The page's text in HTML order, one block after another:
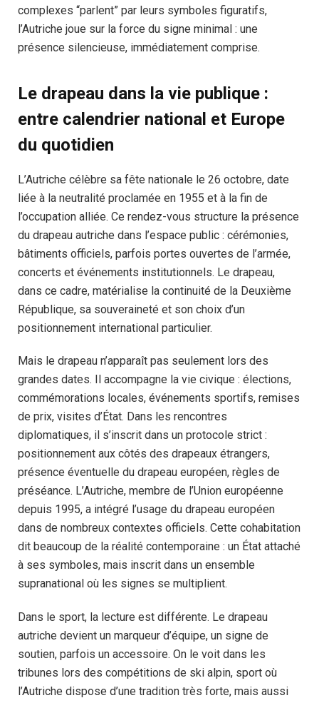
complexes “parlent” par leurs symboles figuratifs,
l’Autriche joue sur la force du signe minimal : une
présence silencieuse, immédiatement comprise.
Le drapeau dans la vie publique :
entre calendrier national et Europe
du quotidien
L’Autriche célèbre sa fête nationale le 26 octobre, date
liée à la neutralité proclamée en 1955 et à la fin de
l’occupation alliée. Ce rendez-vous structure la présence
du drapeau autriche dans l’espace public : cérémonies,
bâtiments officiels, parfois portes ouvertes de l’armée,
concerts et événements institutionnels. Le drapeau,
dans ce cadre, matérialise la continuité de la Deuxième
République, sa souveraineté et son choix d’un
positionnement international particulier.
Mais le drapeau n’apparaît pas seulement lors des
grandes dates. Il accompagne la vie civique : élections,
commémorations locales, événements sportifs, remises
de prix, visites d’État. Dans les rencontres
diplomatiques, il s’inscrit dans un protocole strict :
positionnement aux côtés des drapeaux étrangers,
présence éventuelle du drapeau européen, règles de
préséance. L’Autriche, membre de l’Union européenne
depuis 1995, a intégré l’usage du drapeau européen
dans de nombreux contextes officiels. Cette cohabitation
dit beaucoup de la réalité contemporaine : un État attaché
à ses symboles, mais inscrit dans un ensemble
supranational où les signes se multiplient.
Dans le sport, la lecture est différente. Le drapeau
autriche devient un marqueur d’équipe, un signe de
soutien, parfois un accessoire. On le voit dans les
tribunes lors des compétitions de ski alpin, sport où
l’Autriche dispose d’une tradition très forte, mais aussi